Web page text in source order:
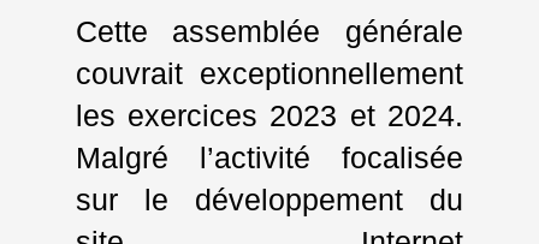
Cette assemblée générale
couvrait exceptionnellement
les exercices 2023 et 2024.
Malgré l’activité focalisée
sur le développement du